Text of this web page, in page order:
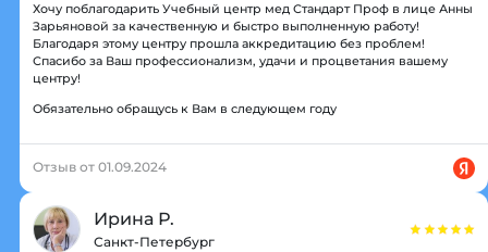
Хочу поблагодарить Учебный центр мед Стандарт Проф в лице Анны
Зарьяновой за качественную и быстро выполненную работу!
Благодаря этому центру прошла аккредитацию без проблем!
Спасибо за Ваш профессионализм, удачи и процветания вашему
центру!
Обязательно обращусь к Вам в следующем году
Отзыв от 01.09.2024
Ирина Р.
Санкт-Петербург